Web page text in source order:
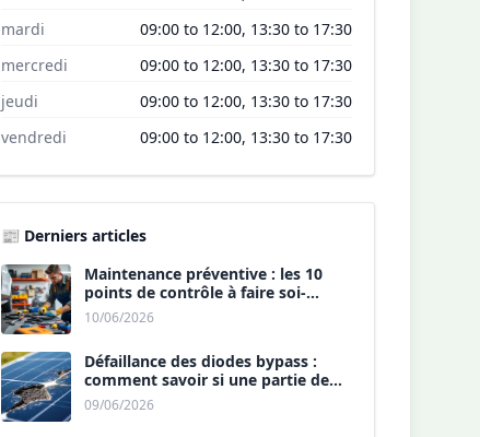
mardi
09:00 to 12:00, 13:30 to 17:30
mercredi
09:00 to 12:00, 13:30 to 17:30
jeudi
09:00 to 12:00, 13:30 to 17:30
vendredi
09:00 to 12:00, 13:30 to 17:30
📰 Derniers articles
Maintenance préventive : les 10
points de contrôle à faire soi-
même chaque année.
10/06/2026
Défaillance des diodes bypass :
comment savoir si une partie de
votre panneau est morte ?
09/06/2026